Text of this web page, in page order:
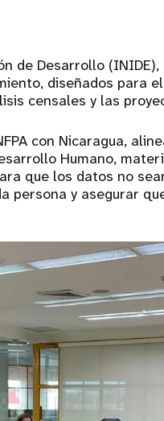
de Desarrollo (INIDE),
diseñados para
censales y las
con Nicaragua,
Humano,
que los datos no
persona y asegurar